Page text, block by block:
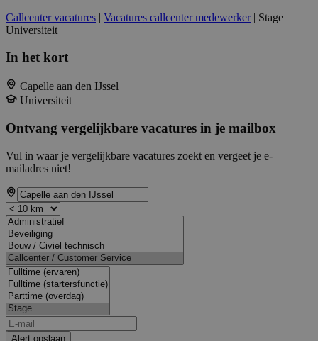
Callcenter vacatures | Vacatures callcenter medewerker| Stage |
Universiteit
In het kort
Capelle aan den IJssel
Universiteit
Ontvang vergelijkbare vacatures in je mailbox
Vul in waar je vergelijkbare vacatures zoekt en vergeet je e-
mailadres niet!
Alert opslaan